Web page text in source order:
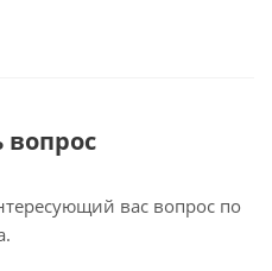
вопрос
вас вопрос по